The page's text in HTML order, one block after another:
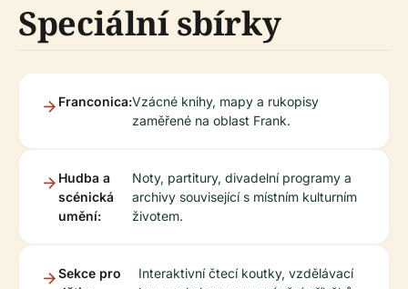
Speciální sbírky
Franconica:Vzácné knihy, mapy a rukopisy
zaměřené na oblast Frank.
Hudba a
scénická
umění:
Noty, partitury, divadelní programy a
archivy související s místním kulturním
životem.
Sekce pro
Interaktivní čtecí koutky, vzdělávací